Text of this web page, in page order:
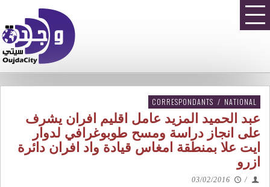
CORRESPONDANTS / NATIONAL
عبد الحميد المزيد عامل اقليم افران يشرف
على انجاز دراسة ومسح طوبوغرافي لدوار
ايت علا بمنطقة امغاس قيادة واد افران دائرة
ازرو
/
03/02/2016